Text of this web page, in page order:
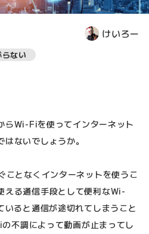
けいろー
ない
らWi-Fiを使ってインターネット
ないでしょうか。
ことなくインターネットを使うこ
える通信手段として便利なWi-
ると通信が途切れてしまうこと
不調によって動画が止まってし